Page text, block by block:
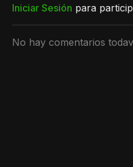
Iniciar Sesión para
No hay comentarios